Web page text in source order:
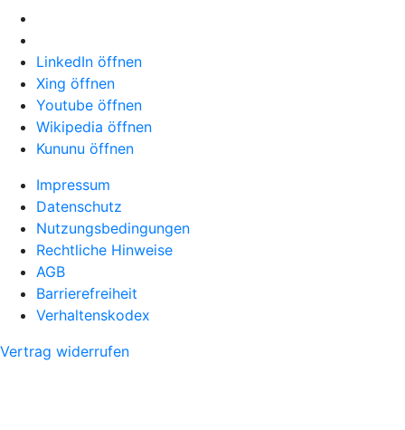
LinkedIn öffnen
Xing öffnen
Youtube öffnen
Wikipedia öffnen
Kununu öffnen
Impressum
Datenschutz
Nutzungsbedingungen
Rechtliche Hinweise
AGB
Barrierefreiheit
Verhaltenskodex
Vertrag widerrufen